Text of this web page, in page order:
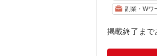
副業・Wワ
掲載終了まで